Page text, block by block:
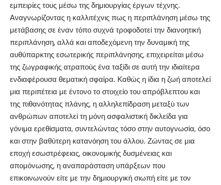
εμπειρίες τους μέσω της δημιουργίας έργων τέχνης.
Αναγνωρίζοντας η καλλιτέχνις πως η περιπλάνηση μέσω της
μετάβασης σε έναν τόπο συχνά τροφοδοτεί την διανοητική
περιπλάνηση, αλλά και αποδεχόμενη την δυναμική της
αυθύπαρκτης εσωτερικής περιπλάνησης, επιχειρείται μέσω
της ζωγραφικής ατραπούς ένα ταξίδι σε αυτή την ιδιαίτερα
ενδιαφέρουσα θεματική σφαίρα. Καθώς η ίδια η ζωή αποτελεί
μια περιπέτεια με έντονο το στοιχείο του απρόβλεπτου και
της πιθανότητας πλάνης, η αλληλεπίδραση μεταξύ των
ανθρώπων αποτελεί τη μόνη ασφαλιστική δικλείδα για
γόνιμα ερεθίσματα, συντελώντας τόσο στην αυτογνωσία, όσο
και στην βαθύτερη κατανόηση του άλλου. Ζώντας σε μια
εποχή εσωστρέφειας, οικονομικής δυσμένειας και
απομόνωσης, η αναπαράσταση υπάρξεων που
επικοινωνούν είτε με την δημιουργική σιωπή είτε με τον